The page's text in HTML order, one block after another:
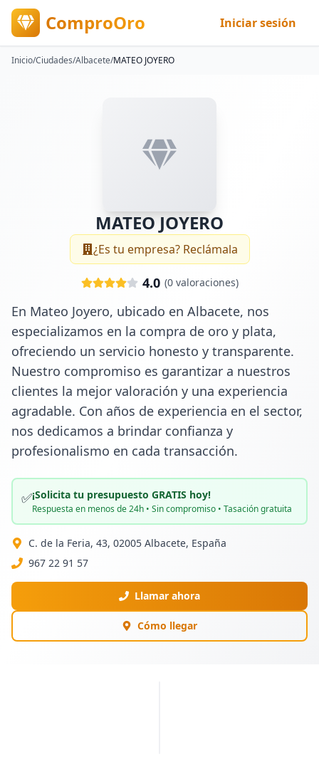
ComproOro Iniciar sesión
Inicio/Ciudades/Albacete/MATEO JOYERO
MATEO JOYERO
¿Es tu empresa? Reclámala
4.0 (0valoraciones)
En Mateo Joyero, ubicado en Albacete, nos
especializamos en la compra de oro y plata,
ofreciendo un servicio honesto y transparente.
Nuestro compromiso es garantizar a nuestros
clientes la mejor valoración y una experiencia
agradable. Con años de experiencia en el sector,
nos dedicamos a brindar confianza y
profesionalismo en cada transacción.
✅¡Solicita tu presupuesto GRATIS hoy!
Respuesta en menos de 24h • Sin compromiso • Tasación gratuita
C. de la Feria, 43, 02005 Albacete, España
967 22 91 57
Llamar ahora
Cómo llegar